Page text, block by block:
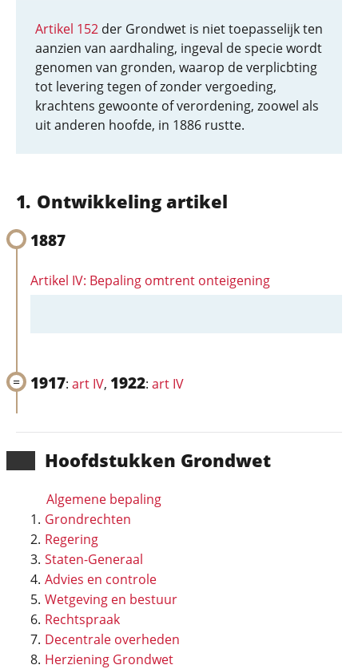
Hoofd­stukken Grondwet
Algemene bepaling
Grondrechten
Regering
Staten-Generaal
Advies en controle
Wetgeving en bestuur
Rechtspraak
Decentrale overheden
Herziening Grondwet
Artikel 152 der Grondwet is niet toepasselijk ten
aanzien van aardhaling, ingeval de specie wordt
genomen van gronden, waarop de verplicbting
tot levering tegen of zonder vergoeding,
krachtens gewoonte of verordening, zoowel als
uit anderen hoofde, in 1886 rustte.
Ontwikkeling artikel
1887
Artikel IV: Bepaling omtrent onteigening
1917: art IV, 1922: art IV